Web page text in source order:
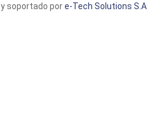
y soportado pore-Tech Solutions S.A